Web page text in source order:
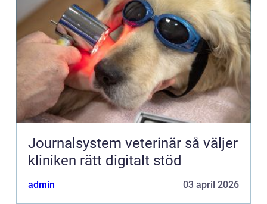
Journalsystem veterinär så väljer
kliniken rätt digitalt stöd
admin 03 april 2026